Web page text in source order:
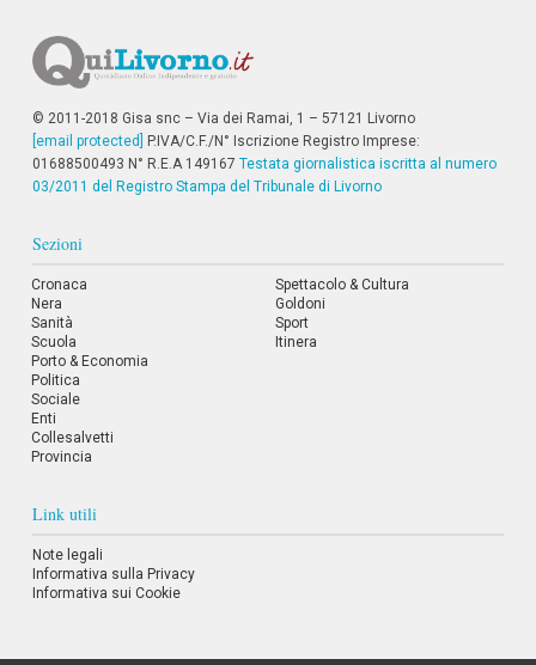
© 2011-2018 Gisa snc – Via dei Ramai, 1 – 57121 Livorno
[email protected]
P.IVA/C.F./N° Iscrizione Registro Imprese:
01688500493 N° R.E.A 149167 Testata giornalistica iscritta al numero
03/2011 del Registro Stampa del Tribunale di Livorno
Sezioni
Cronaca
Nera
Sanità
Scuola
Porto & Economia
Politica
Sociale
Enti
Collesalvetti
Provincia
Spettacolo & Cultura
Goldoni
Sport
Itinera
Link utili
Note legali
Informativa sulla Privacy
Informativa sui Cookie